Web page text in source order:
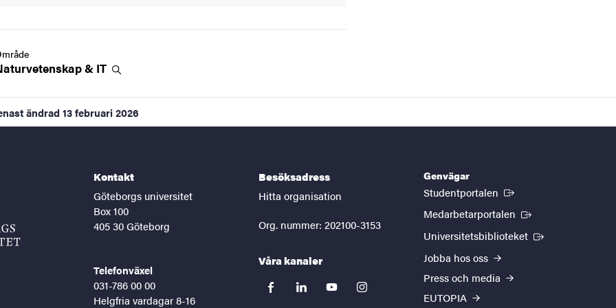
& IT
ändrad 13 februari 2026
Kontakt
Göteborgs universitet
Box 100
405 30 Göteborg
Telefonväxel
031-786 00 00
Helgfria vardagar 8-16
Besöksadress
Hitta organisation
Org. nummer: 202100-3153
Våra kanaler
facebooklinkedinyoutubeinstagram
Genvägar
Studentportalen (Extern länk)
Medarbetarportalen (Extern länk)
Universitetsbiblioteket (Extern länk)
Jobba hos oss
Press och media
EUTOPIA